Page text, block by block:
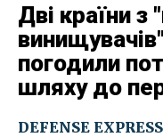
Дві країни з
погодили
шляху до
DEFENSE EXPRESS